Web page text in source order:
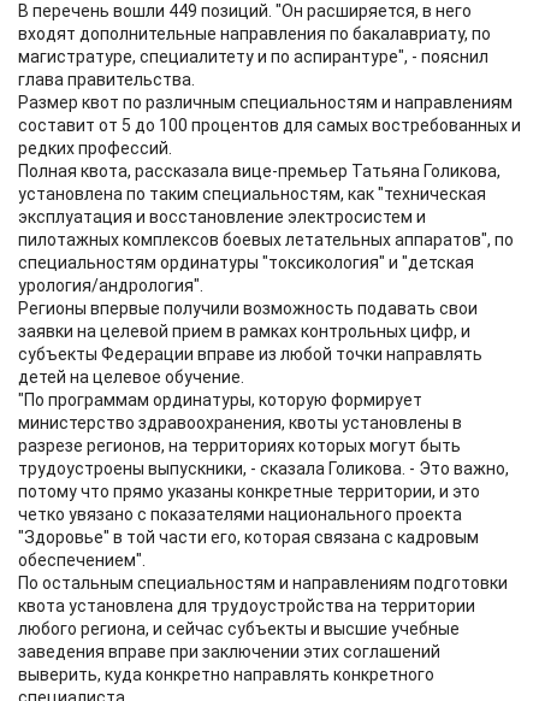
В перечень вошли 449 позиций. "Он расширяется, в него
входят дополнительные направления по бакалавриату, по
магистратуре, специалитету и по аспирантуре", - пояснил
глава правительства.
Размер квот по различным специальностям и направлениям
составит от 5 до 100 процентов для самых востребованных и
редких профессий.
Полная квота, рассказала вице-премьер Татьяна Голикова,
установлена по таким специальностям, как "техническая
эксплуатация и восстановление электросистем и
пилотажных комплексов боевых летательных аппаратов", по
специальностям ординатуры "токсикология" и "детская
урология/андрология".
Регионы впервые получили возможность подавать свои
заявки на целевой прием в рамках контрольных цифр, и
субъекты Федерации вправе из любой точки направлять
детей на целевое обучение.
"По программам ординатуры, которую формирует
министерство здравоохранения, квоты установлены в
разрезе регионов, на территориях которых могут быть
трудоустроены выпускники, - сказала Голикова. - Это важно,
потому что прямо указаны конкретные территории, и это
четко увязано с показателями национального проекта
"Здоровье" в той части его, которая связана с кадровым
обеспечением".
По остальным специальностям и направлениям подготовки
квота установлена для трудоустройства на территории
любого региона, и сейчас субъекты и высшие учебные
заведения вправе при заключении этих соглашений
выверить, куда конкретно направлять конкретного